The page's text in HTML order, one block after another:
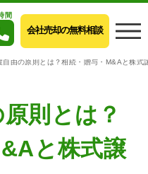
間
会社売却の無料相談
自由の原則とは？相続・贈与・M&Aと株式
則とは？
と株式譲